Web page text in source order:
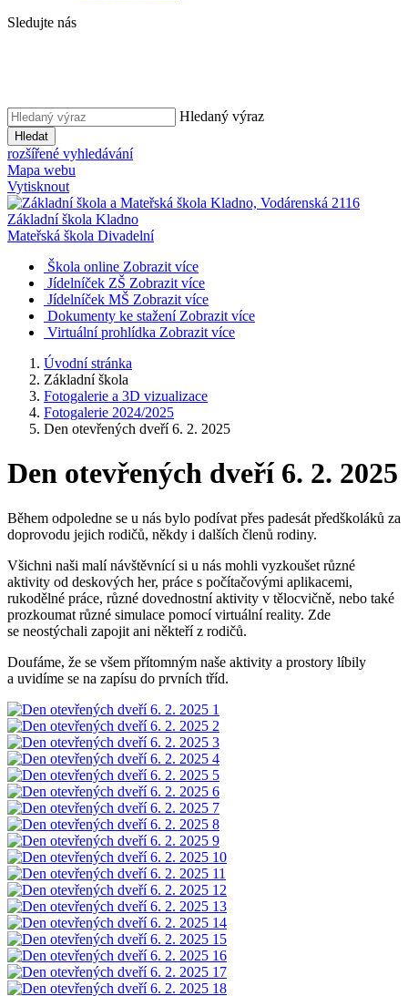
Sledujte nás
Hledaný výraz
Hledat
rozšířené vyhledávání
Mapa webu
Vytisknout
Základní škola Kladno
Mateřská škola Divadelní
Škola online Zobrazit více
Jídelníček ZŠ Zobrazit více
Jídelníček MŠ Zobrazit více
Dokumenty ke stažení Zobrazit více
Virtuální prohlídka Zobrazit více
Úvodní stránka
Základní škola
Fotogalerie a 3D vizualizace
Fotogalerie 2024/2025
Den otevřených dveří 6. 2. 2025
Den otevřených dveří 6. 2. 2025
Během odpoledne se u nás bylo podívat přes padesát předškoláků za
doprovodu jejich rodičů, někdy i dalších členů rodiny.
Všichni naši malí návštěvnící si u nás mohli vyzkoušet různé
aktivity od deskových her, práce s počítačovými aplikacemi,
rukodělné práce, různé dovednostní aktivity v tělocvičně, nebo také
prozkoumat různé simulace pomocí virtuální reality. Zde
se neostýchali zapojit ani někteří z rodičů.
Doufáme, že se všem přítomným naše aktivity a prostory líbily
a uvidíme se na zapísu do prvních tříd.